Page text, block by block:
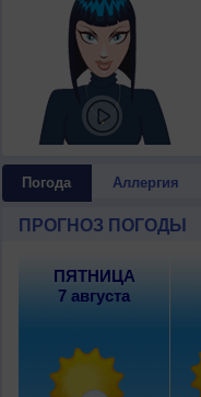
Погода Аллергия
ПРОГНОЗ ПОГОДЫ
ПЯТНИЦА
7 августа